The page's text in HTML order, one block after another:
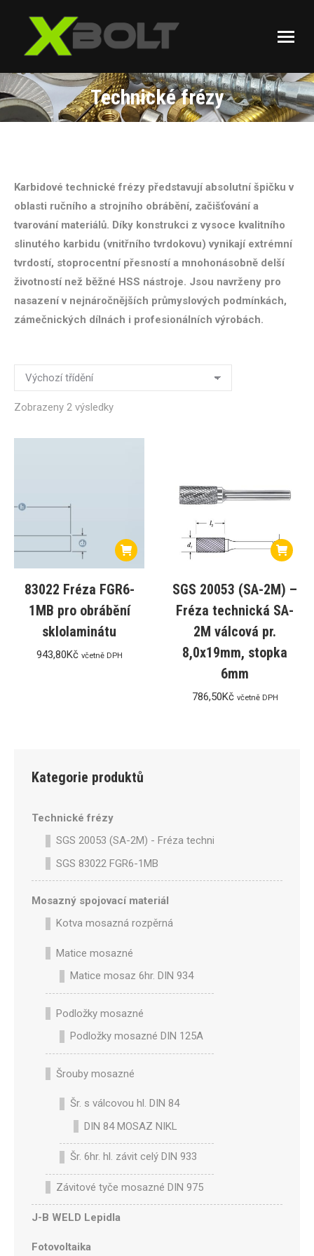
Technické frézy
You are here:
Karbidové technické frézy představují absolutní špičku v
oblasti ručního a strojního obrábění, začišťování a
tvarování materiálů. Díky konstrukci z vysoce kvalitního
slinutého karbidu (vnitřního tvrdokovu) vynikají extrémní
tvrdostí, stoprocentní přesností a mnohonásobně delší
životností než běžné HSS nástroje. Jsou navrženy pro
nasazení v nejnáročnějších průmyslových podmínkách,
zámečnických dílnách i profesionálních výrobách.
Zobrazeny 2 výsledky
83022 Fréza FGR6-
1MB pro obrábění
sklolaminátu
943,80Kč včetně DPH
SGS 20053 (SA-2M) –
Fréza technická SA-
2M válcová pr.
8,0x19mm, stopka
6mm
786,50Kč včetně DPH
Kategorie produktů
Technické frézy
SGS 20053 (SA-2M) - Fréza technická SA-2M válcová
SGS 83022 FGR6-1MB
Mosazný spojovací materiál
Kotva mosazná rozpěrná
Matice mosazné
Matice mosaz 6hr. DIN 934
Podložky mosazné
Podložky mosazné DIN 125A
Šrouby mosazné
Šr. s válcovou hl. DIN 84
DIN 84 MOSAZ NIKL
Šr. 6hr. hl. závit celý DIN 933
Závitové tyče mosazné DIN 975
J-B WELD Lepidla
Fotovoltaika